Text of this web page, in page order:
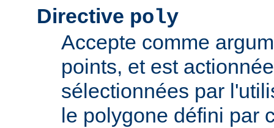
Directive poly
Accepte comme
points, et est
sélectionnées par
le polygone défini par